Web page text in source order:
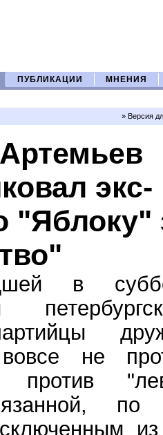
ПУБЛИКАЦИИ МНЕНИЯ
» Версия
экс-
"Яблоку"
в
вовсе не
по